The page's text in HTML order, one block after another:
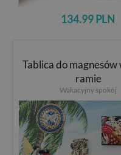
134.99 PLN
Tablica do magnesów
ramie
Wakacyjny spokój